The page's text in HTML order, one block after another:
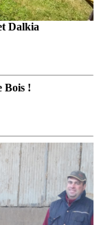
Dalkia
Bois !